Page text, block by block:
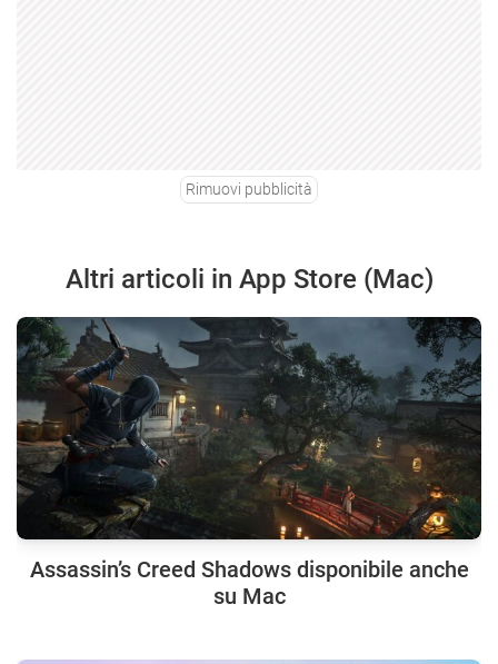
Rimuovi pubblicità
Altri articoli in App Store (Mac)
Assassin’s Creed Shadows disponibile anche
su Mac